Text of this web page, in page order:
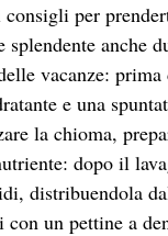
per
splendente anche
vacanze:
e una
la chioma,
dopo il
distribuendola
un pettine a